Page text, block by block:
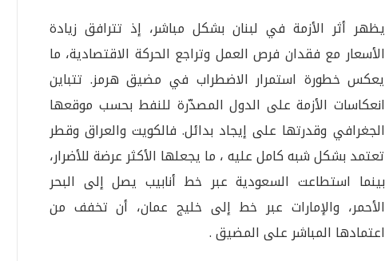
يظهر أثر الأزمة في لبنان بشكل مباشر، إذ تترافق زيادة
الأسعار مع فقدان فرص العمل وتراجع الحركة الاقتصادية، ما
يعكس خطورة استمرار الاضطراب في مضيق هرمز. تتباين
انعكاسات الأزمة على الدول المصدّرة للنفط بحسب موقعها
الجغرافي وقدرتها على إيجاد بدائل. فالكويت والعراق وقطر
تعتمد بشكل شبه كامل عليه ، ما يجعلها الأكثر عرضة للأضرار،
بينما استطاعت السعودية عبر خط أنابيب يصل إلى البحر
الأحمر، والإمارات عبر خط إلى خليج عمان، أن تخفف من
اعتمادها المباشر على المضيق .